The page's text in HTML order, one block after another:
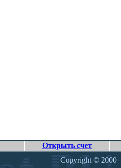
Открыть счет
Copyright © 2000